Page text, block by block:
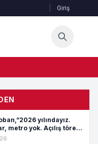
Giriş
yılındayız.
metro yok. Açılış töreni
yok”